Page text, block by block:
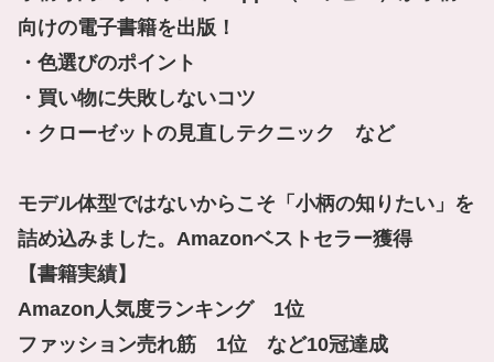
向けの電子書籍を出版！
・色選びのポイント
・買い物に失敗しないコツ
・クローゼットの見直しテクニック　など
モデル体型ではないからこそ「小柄の知りたい」を
詰め込みました。Amazonベストセラー獲得
【書籍実績】
Amazon人気度ランキング　1位
ファッション売れ筋　1位　など10冠達成